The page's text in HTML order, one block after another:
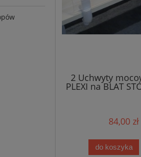
2 Uchwyty
PLEXI na BLAT
84,00 zł
do koszyka